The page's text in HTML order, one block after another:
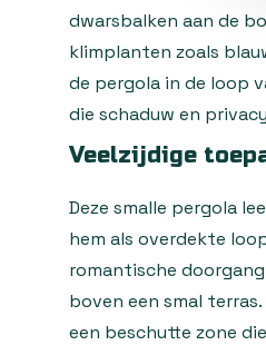
dwarsbalken aan de
klimplanten zoals
de pergola in de loop
die schaduw en
Veelzijdige
Deze smalle pergola
hem als overdekte
romantische
boven een smal
een beschutte zone